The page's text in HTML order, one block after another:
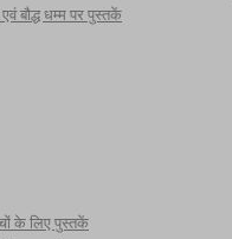
बौद्ध धम्म पर पुस्तकें
के लिए पुस्तकें